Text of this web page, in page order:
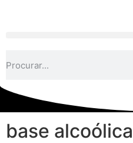
base alcoólica